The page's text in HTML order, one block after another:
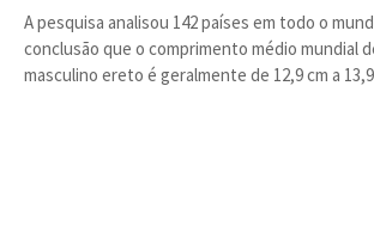
A pesquisa analisou 142 países em todo o
conclusão que o comprimento médio mundial
masculino ereto é geralmente de 12,9 cm a